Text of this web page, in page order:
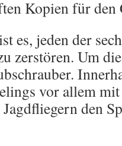
Kopien für den
es, jeden der
zerstören. Um
vor allem
den